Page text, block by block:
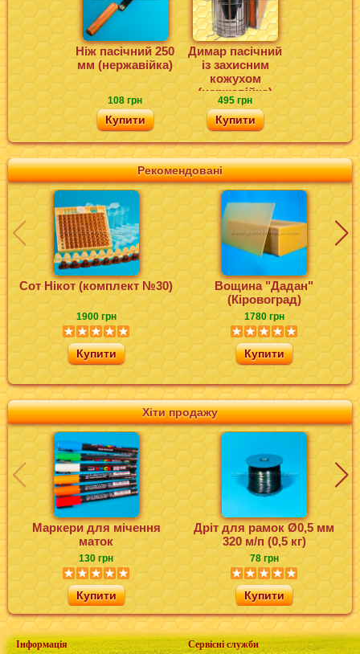
Хіти продажу
Маркери для мічення
маток
130 грн
Купити
Дріт для рамок Ø0,5 мм
320 м/п (0,5 кг)
78 грн
Купити
Рекомендовані
Сот Нікот (комплект №30)
1900 грн
Купити
Вощина "Дадан"
(Кіровоград)
1780 грн
Купити
Ніж пасічний 250
мм (нержавійка)
108 грн
Купити
Димар пасічний
із захисним
кожухом
(нержавійка)
495 грн
Купити
Інформація Сервісні служби